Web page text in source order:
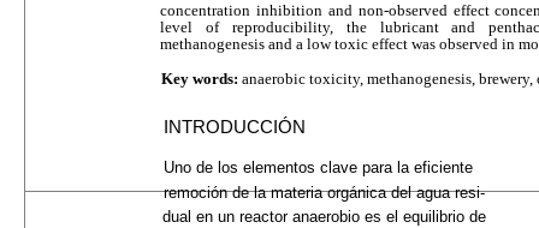
concentration inhibition and non-observed effect
level of reproducibility, the lubricant and
methanogenesis and a low toxic effect was observed in
Key words: anaerobic toxicity, methanogenesis,
INTRODUCCIÓN
Uno de los elementos clave para la eficiente
remoción de la materia orgánica del agua
dual en un reactor anaerobio es el